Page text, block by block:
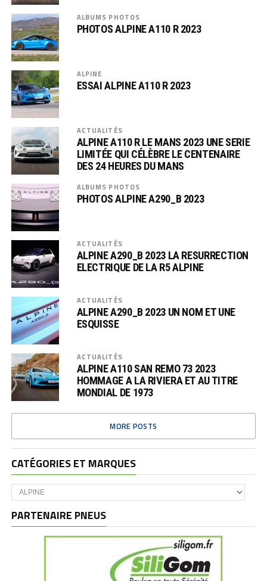
ALBUMS PHOTOS
PHOTOS ALPINE A110 R 2023
ALPINE
ESSAI ALPINE A110 R 2023
ACTUALITÉS
ALPINE A110 R LE MANS 2023 UNE SERIE
LIMITÉE QUI CÉLÈBRE LE CENTENAIRE
DES 24 HEURES DU MANS
ALBUMS PHOTOS
PHOTOS ALPINE A290_B 2023
ACTUALITÉS
ALPINE A290_B 2023 LA RESURRECTION
ELECTRIQUE DE LA R5 ALPINE
ACTUALITÉS
ALPINE A290_B 2023 UN NOM ET UNE
ESQUISSE
ACTUALITÉS
ALPINE A110 SAN REMO 73 2023
HOMMAGE A LA RIVIERA ET AU TITRE
MONDIAL DE 1973
MORE POSTS
CATÉGORIES ET MARQUES
Catégories
et
PARTENAIRE PNEUS